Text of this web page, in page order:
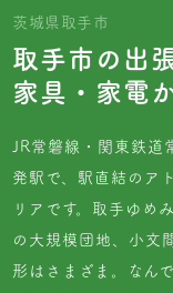
茨城県取手市
取手市の出
家具・家電
JR常磐線・関東鉄道
発駅で、駅直結のア
リアです。取手ゆめ
の大規模団地、小文
形はさまざま。なん